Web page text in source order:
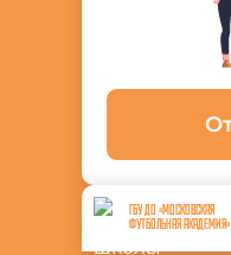
ГБУ ДО «МОСКОВСКАЯ
ФУТБОЛЬНАЯ АКАДЕМИЯ»